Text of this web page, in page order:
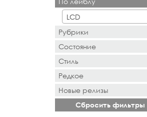
- Поиск или выбор -
LCD
Рубрики
Состояние
Стиль
Редкое
Новыe рeлизы
Сбросить фильтры